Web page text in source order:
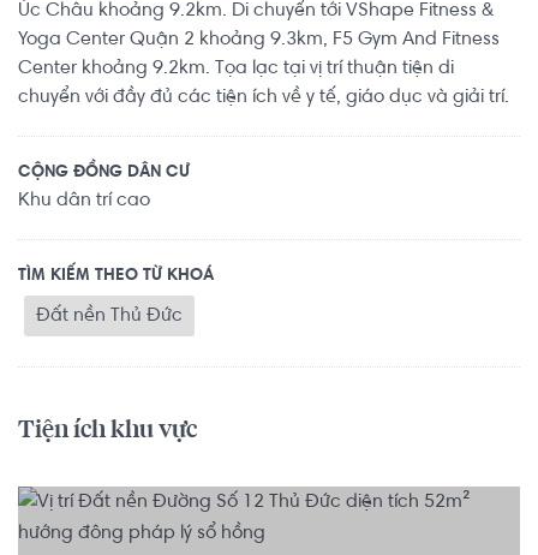
Úc Châu khoảng 9.2km. Di chuyển tới VShape Fitness &
Yoga Center Quận 2 khoảng 9.3km, F5 Gym And Fitness
Center khoảng 9.2km. Tọa lạc tại vị trí thuận tiện di
chuyển với đầy đủ các tiện ích về y tế, giáo dục và giải trí.
CỘNG ĐỒNG DÂN CƯ
Khu dân trí cao
TÌM KIẾM THEO TỪ KHOÁ
Đất nền Thủ Đức
Tiện ích khu vực